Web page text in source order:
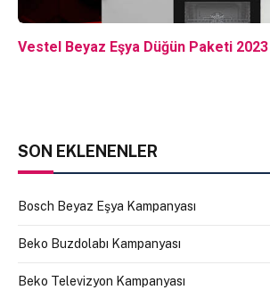
Vestel Beyaz Eşya Düğün Paketi 2023
SON EKLENENLER
Bosch Beyaz Eşya Kampanyası
Beko Buzdolabı Kampanyası
Beko Televizyon Kampanyası